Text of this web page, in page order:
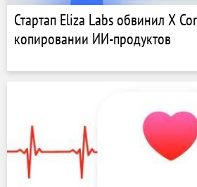
Стартап Eliza Labs обвинил X
копировании ИИ-продуктов